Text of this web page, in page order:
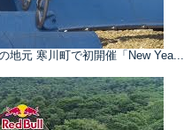
地元 寒川町で初開催「New Yea...